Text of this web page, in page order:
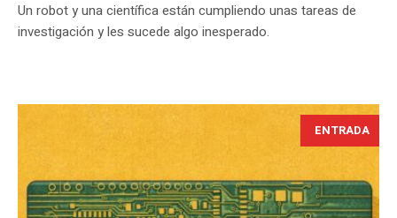
Un robot y una científica están cumpliendo unas tareas de
investigación y les sucede algo inesperado.
ENTRADA